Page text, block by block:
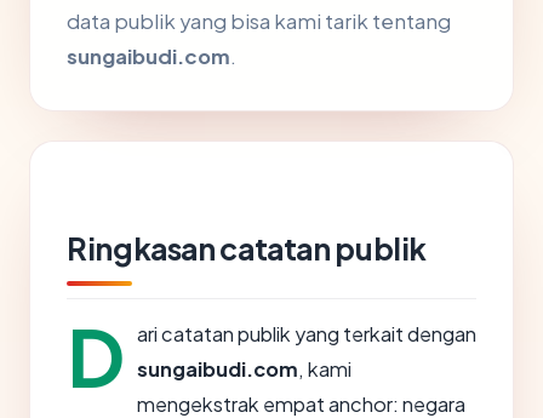
data publik yang bisa kami tarik tentang
sungaibudi.com.
Ringkasan catatan publik
D ari catatan publik yang terkait dengan
sungaibudi.com, kami
mengekstrak empat anchor: negara